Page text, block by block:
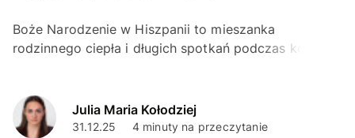
Boże Narodzenie w Hiszpanii to mieszanka
rodzinnego ciepła i długich spotkań podczas kolacji.
Julia Maria Kołodziej
31.12.25 4 minuty na przeczytanie